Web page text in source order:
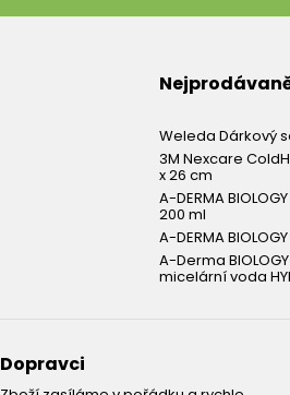
Weleda Dárkový
3M Nexcare
x 26 cm
A-DERMA
200 ml
A-DERMA
A-Derma
micelární voda
Dopravci